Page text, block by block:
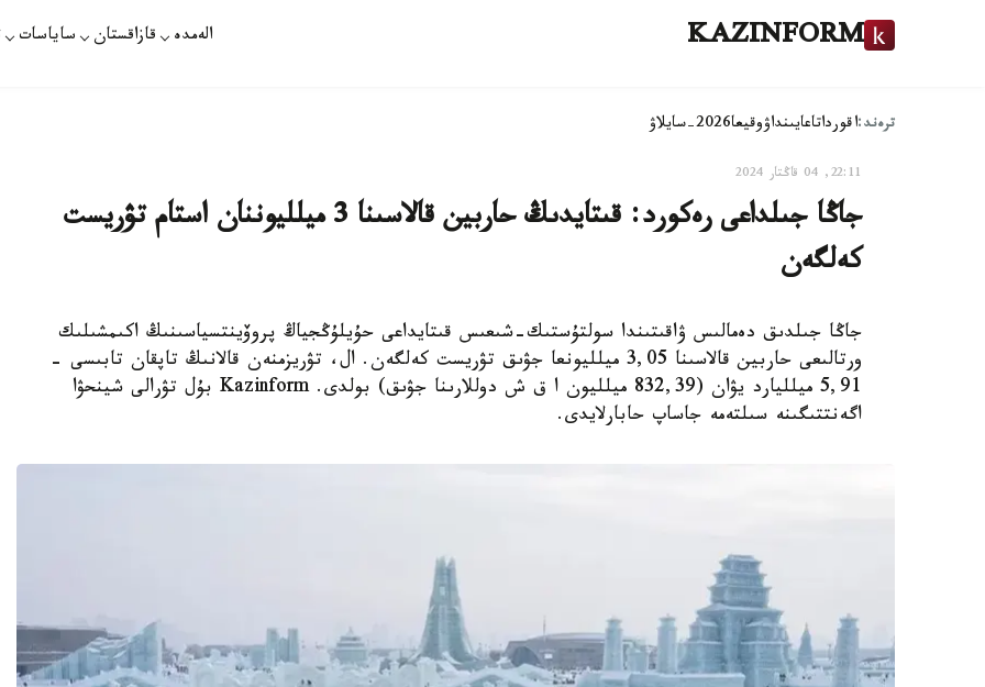
KAZINFORM الەمدە قازاقستان ساياسات
ترەند:اقورداتاعايىنداۋوقيعا2026-سايلاۋ
22:11, 04 قاڭتار 2024
جاڭا جىلداعى رەكورد: قىتايدىڭ حاربين قالاسىنا 3 ميلليوننان استام تۋريست
كەلگەن
جاڭا جىلدىق دەمالىس ۋاقىتىندا سولتۇستىك-شىعىس قىتايداعى حۇيلۇڭجياڭ پروۆينتسياسىنىڭ اكىمشىلىك
ورتالىعى حاربين قالاسىنا 3,05 ميلليونعا جۋىق تۋريست كەلگەن. ال، تۋريزمنەن قالانىڭ تاپقان تابىسى -
5,91 ميلليارد يۋان (832,39 ميلليون ا ق ش دوللارىنا جۋىق) بولدى. Kazinform بۇل تۋرالى شينحۋا
اگەنتتىگىنە سىلتەمە جاساپ حابارلايدى.